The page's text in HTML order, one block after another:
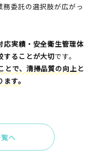
委託の選択肢が広がっ
応実績・安全衛生管理体
することが大切です。
とで、清掃品質の向上と
す。
へ